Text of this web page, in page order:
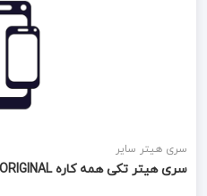
سری هیتر سایر
سری هیتر تکی همه کاره WIRE 1 PCS ORIGINAL